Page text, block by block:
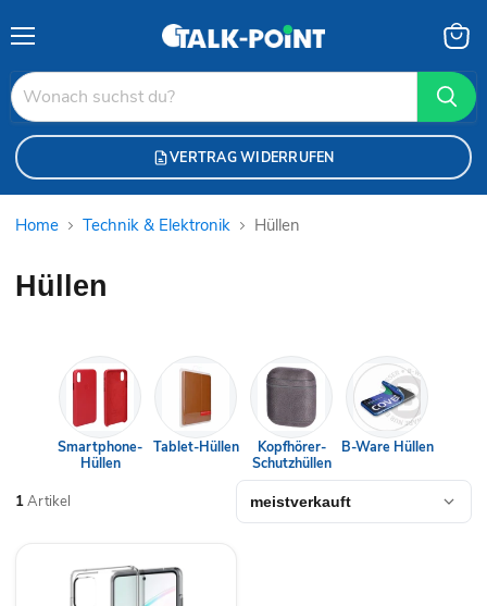
VERTRAG WIDERRUFEN
Home Technik & Elektronik Hüllen
Hüllen
Smartphone-
Hüllen
Tablet-Hüllen
Kopfhörer-
Schutzhüllen
B-Ware Hüllen
1Artikel